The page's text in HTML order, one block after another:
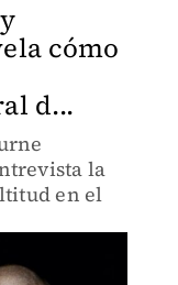
cómo
d...
la
en el